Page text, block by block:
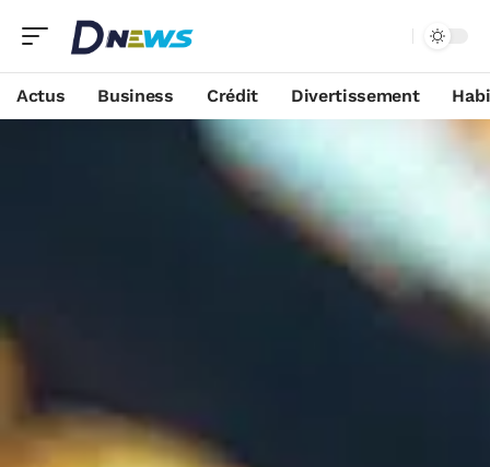
Actus Business Crédit Divertissement